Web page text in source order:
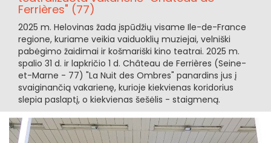
Ferrières" (77)
2025 m. Helovinas žada įspūdžių visame Ile-de-France
regione, kuriame veikia vaiduoklių muziejai, velniški
pabėgimo žaidimai ir košmariški kino teatrai. 2025 m.
spalio 31 d. ir lapkričio 1 d. Château de Ferrières (Seine-
et-Marne - 77) "La Nuit des Ombres" panardins jus į
svaiginančią vakarienę, kurioje kiekvienas koridorius
slepia paslaptį, o kiekvienas šešėlis - staigmeną.